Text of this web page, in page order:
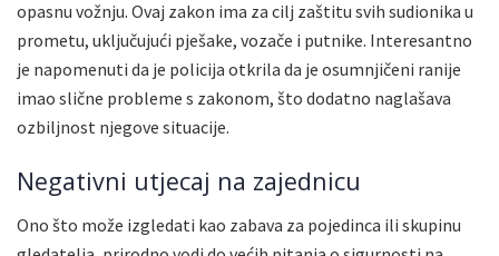
opasnu vožnju. Ovaj zakon ima za cilj zaštitu svih sudionika u
prometu, uključujući pješake, vozače i putnike. Interesantno
je napomenuti da je policija otkrila da je osumnjičeni ranije
imao slične probleme s zakonom, što dodatno naglašava
ozbiljnost njegove situacije.
Negativni utjecaj na zajednicu
Ono što može izgledati kao zabava za pojedinca ili skupinu